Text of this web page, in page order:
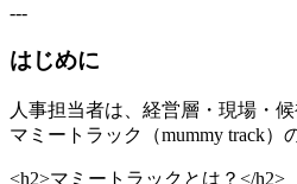
---
はじめに
人事担当者は、経営層・現場・
マミートラック（mummy track
<h2>マミートラックとは？</h2>